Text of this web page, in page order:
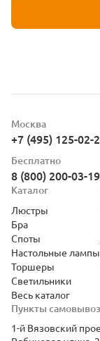
Москва
+7 (495) 125-02-
Бесплатно
8 (800) 200-03-19
Пункты
1-й Вязовский
Каталог
Люстры
Бра
Споты
Настольные лампы
Торшеры
Светильники
Весь каталог